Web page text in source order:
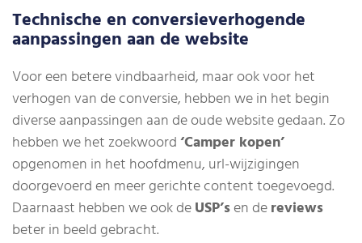
Technische en conversieverhogende
aanpassingen aan de website
Voor een betere vindbaarheid, maar ook voor het
verhogen van de conversie, hebben we in het begin
diverse aanpassingen aan de oude website gedaan. Zo
hebben we het zoekwoord‘Camper kopen’
opgenomen in het hoofdmenu, url-wijzigingen
doorgevoerd en meer gerichte content toegevoegd.
Daarnaast hebben we ook deUSP’sen dereviews
beter in beeld gebracht.